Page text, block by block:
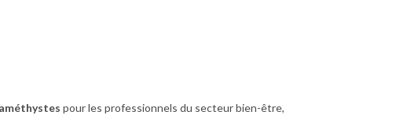
améthystes pour les professionnels du secteur bien-être,